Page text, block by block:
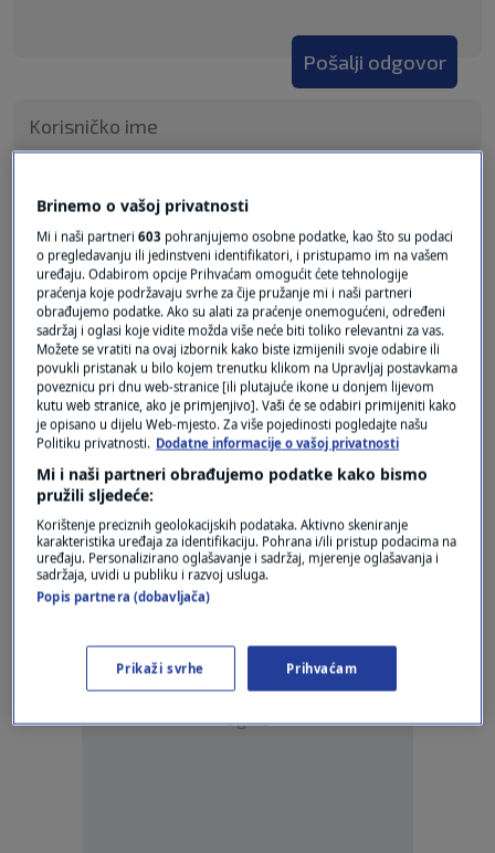
Pošalji odgovor
Pošalji
Oglas
Oglas
Brinemo o vašoj privatnosti
Mi i naši partneri603 pohranjujemo osobne podatke, kao što su podaci
o pregledavanju ili jedinstveni identifikatori, i pristupamo im na vašem
uređaju. Odabirom opcije Prihvaćam omogućit ćete tehnologije
praćenja koje podržavaju svrhe za čije pružanje mi i naši partneri
obrađujemo podatke. Ako su alati za praćenje onemogućeni, određeni
sadržaj i oglasi koje vidite možda više neće biti toliko relevantni za vas.
Možete se vratiti na ovaj izbornik kako biste izmijenili svoje odabire ili
povukli pristanak u bilo kojem trenutku klikom na Upravljaj postavkama
poveznicu pri dnu web-stranice [ili plutajuće ikone u donjem lijevom
kutu web stranice, ako je primjenjivo]. Vaši će se odabiri primijeniti kako
je opisano u dijelu Web-mjesto. Za više pojedinosti pogledajte našu
Politiku privatnosti. Dodatne informacije o vašoj privatnosti
Mi i naši partneri obrađujemo podatke kako bismo
pružili sljedeće:
Korištenje preciznih geolokacijskih podataka. Aktivno skeniranje
karakteristika uređaja za identifikaciju. Pohrana i/ili pristup podacima na
uređaju. Personalizirano oglašavanje i sadržaj, mjerenje oglašavanja i
sadržaja, uvidi u publiku i razvoj usluga.
Popis partnera (dobavljača)
Prikaži svrhe Prihvaćam